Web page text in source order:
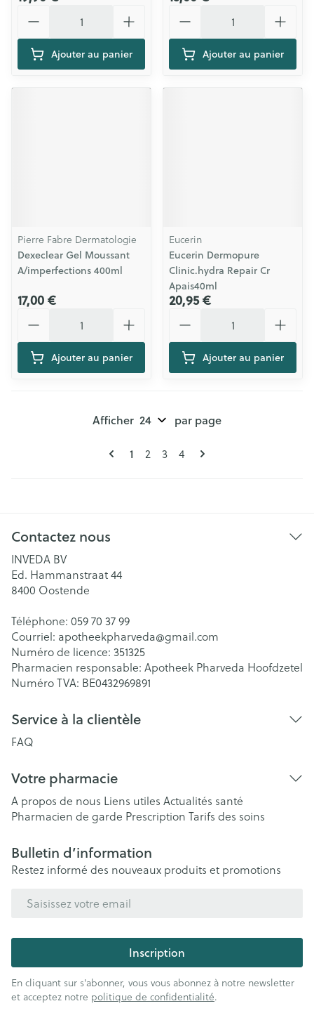
Ajouter au panier Ajouter au panier
Pierre Fabre Dermatologie
Dexeclear Gel Moussant
A/imperfections 400ml
17,00 €
Ajouter au panier
Eucerin
Eucerin Dermopure
Clinic.hydra Repair Cr
Apais40ml
20,95 €
Ajouter au panier
Pages
Vous lisez actuellement la page
1 Page
2 Page
3 Page
4
Afficher par page
Contactez nous
INVEDA BV
Ed. Hammanstraat 44
8400 Oostende
Téléphone: 059 70 37 99
Courriel: apotheekpharveda@gmail.com
Numéro de licence: 351325
Pharmacien responsable: Apotheek Pharveda Hoofdzetel
Numéro TVA: BE0432969891
Service à la clientèle
FAQ
Votre pharmacie
A propos de nous Liens utiles Actualités santé
Pharmacien de garde Prescription Tarifs des soins
Bulletin d’information
Restez informé des nouveaux produits et promotions
Inscription
En cliquant sur s'abonner, vous vous abonnez à notre newsletter
et acceptez notre politique de confidentialité.